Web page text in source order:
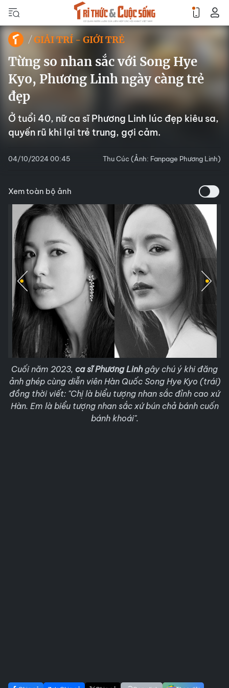
GIẢI TRÍ - GIỚI TRẺ
Từng so nhan sắc với Song Hye
Kyo, Phương Linh ngày càng trẻ
đẹp
Ở tuổi 40, nữ ca sĩ Phương Linh lúc đẹp kiêu sa,
quyến rũ khi lại trẻ trung, gợi cảm.
04/10/2024 00:45 Thu Cúc (Ảnh: Fanpage Phương Linh)
Xem toàn bộ ảnh
Cuối năm 2023, ca sĩ Phương Linhgây chú ý khi đăng
ảnh ghép cùng diễn viên Hàn Quốc Song Hye Kyo (trái)
đồng thời viết: "Chị là biểu tượng nhan sắc đỉnh cao xứ
Hàn. Em là biểu tượng nhan sắc xứ bún chả bánh cuốn
bánh khoái".